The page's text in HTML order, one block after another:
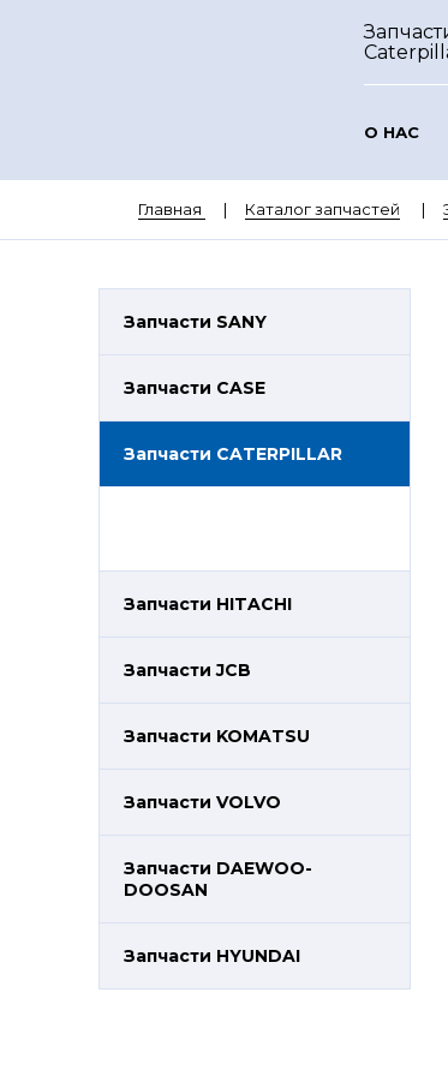
О НАС
Главная Каталог запчастей
Запчасти SANY
Запчасти CASE
Запчасти CATERPILLAR
Запчасти HITACHI
Запчасти JCB
Запчасти KOMATSU
Запчасти VOLVO
Запчасти DAEWOO-
DOOSAN
Запчасти HYUNDAI